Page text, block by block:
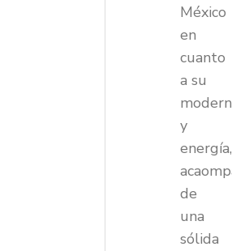
México
en
cuanto
a su
y
energía,
de
una
sólida